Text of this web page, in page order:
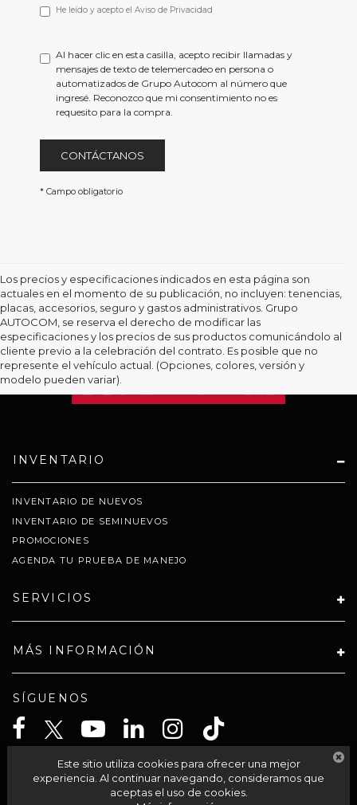
He
acepto
href='/privacy.aspx'
target='_blank'>Aviso
He leído y acepto el Aviso de Privacidad
Al hacer clic en esta casilla, acepto recibir llamadas y
mensajes de texto de telemercadeo en persona o
automatizados de Grupo Autocom al número que
ingresé. Reconozco que mi consentimiento no es
requesito para la compra.
CONTÁCTANOS
* Campo obligatorio
Los precios y especificaciones indicados en esta página son
actuales en el momento de su publicación, no incluyen: tenencias,
placas, accesorios, seguro y gastos administrativos. Grupo
AUTOCOM, se reserva el derecho de modificar las
especificaciones y los precios de sus productos comunicándolo al
cliente previo a la celebración del contrato. Es posible que no
represente el vehículo actual. (Opciones, colores, versión y
modelo pueden variar).
INVENTARIO
INVENTARIO DE NUEVOS
INVENTARIO DE SEMINUEVOS
PROMOCIONES
AGENDA TU PRUEBA DE MANEJO
SERVICIOS
MÁS INFORMACIÓN
SÍGUENOS
CELTA SOLUCIONES SA PI DE CV
Este sitio utiliza cookies para ofrecer una mejor
experiencia. Al continuar navegando, consideramos que
aceptas el uso de cookies.